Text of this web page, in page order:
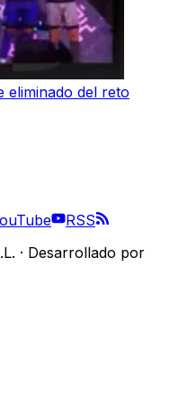
eliminado del reto
RSS
· Desarrollado por